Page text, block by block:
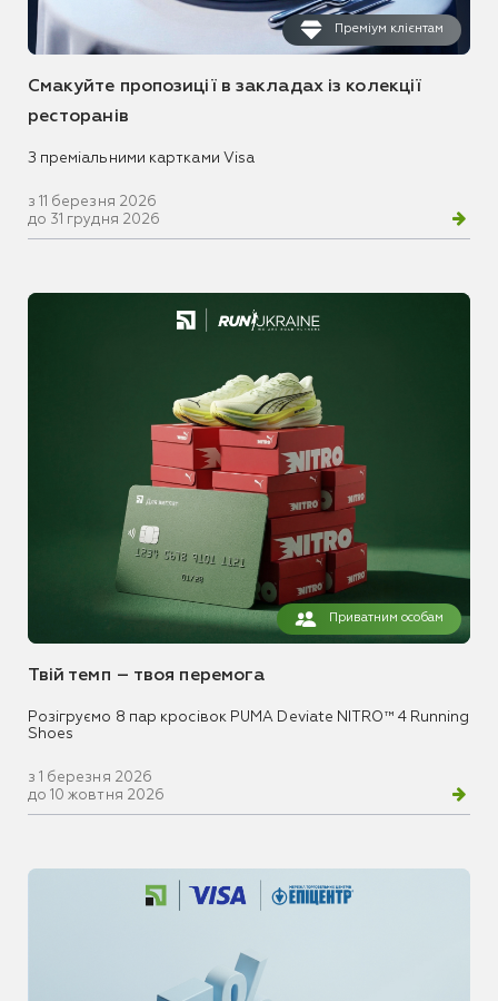
Преміум клієнтам
Смакуйте пропозиції в закладах із колекції
ресторанів
З преміальними картками Visa
з 11 березня 2026
до 31 грудня 2026
Приватним особам
Твій темп – твоя перемога
Розігруємо 8 пар кросівок PUMA Deviate NITRO™ 4 Running
Shoes
з 1 березня 2026
до 10 жовтня 2026